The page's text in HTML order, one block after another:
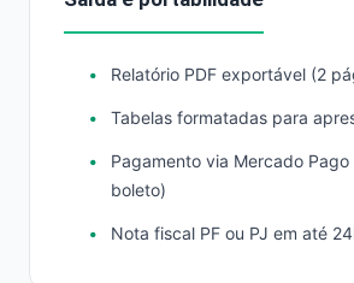
Relatório PDF exportável (2
Tabelas formatadas para
Pagamento via Mercado Pago
boleto)
Nota fiscal PF ou PJ em até